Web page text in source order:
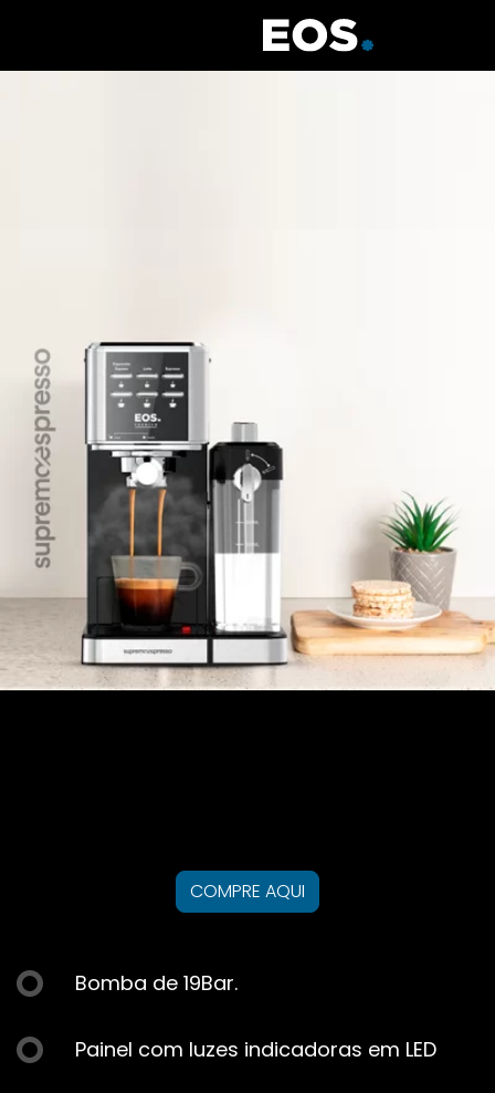
COMPRE AQUI
Bomba de 19Bar.
Painel com luzes indicadoras em LED